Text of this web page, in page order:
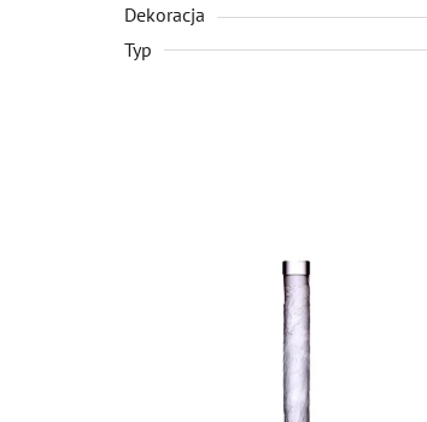
Dekoracja
Typ